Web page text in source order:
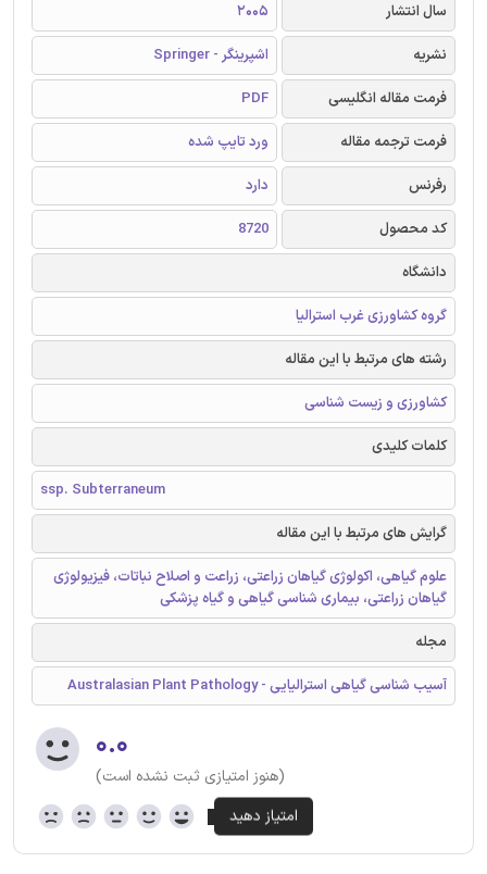
سال انتشار
2005
نشریه
اشپرینگر - Springer
فرمت مقاله انگلیسی
PDF
فرمت ترجمه مقاله
ورد تایپ شده
رفرنس
دارد
کد محصول
8720
دانشگاه
گروه کشاورزی غرب استرالیا
رشته های مرتبط با این مقاله
کشاورزی و زیست شناسی
کلمات کلیدی
ssp. Subterraneum
گرایش های مرتبط با این مقاله
علوم گیاهی، اکولوژی گیاهان زراعتی، زراعت و اصلاح نباتات، فیزیولوژی
گیاهان زراعتی، بیماری شناسی گیاهی و گیاه پزشکی
مجله
آسیب شناسی گیاهی استرالیایی - Australasian Plant Pathology
۰.۰
(هنوز امتیازی ثبت نشده است)